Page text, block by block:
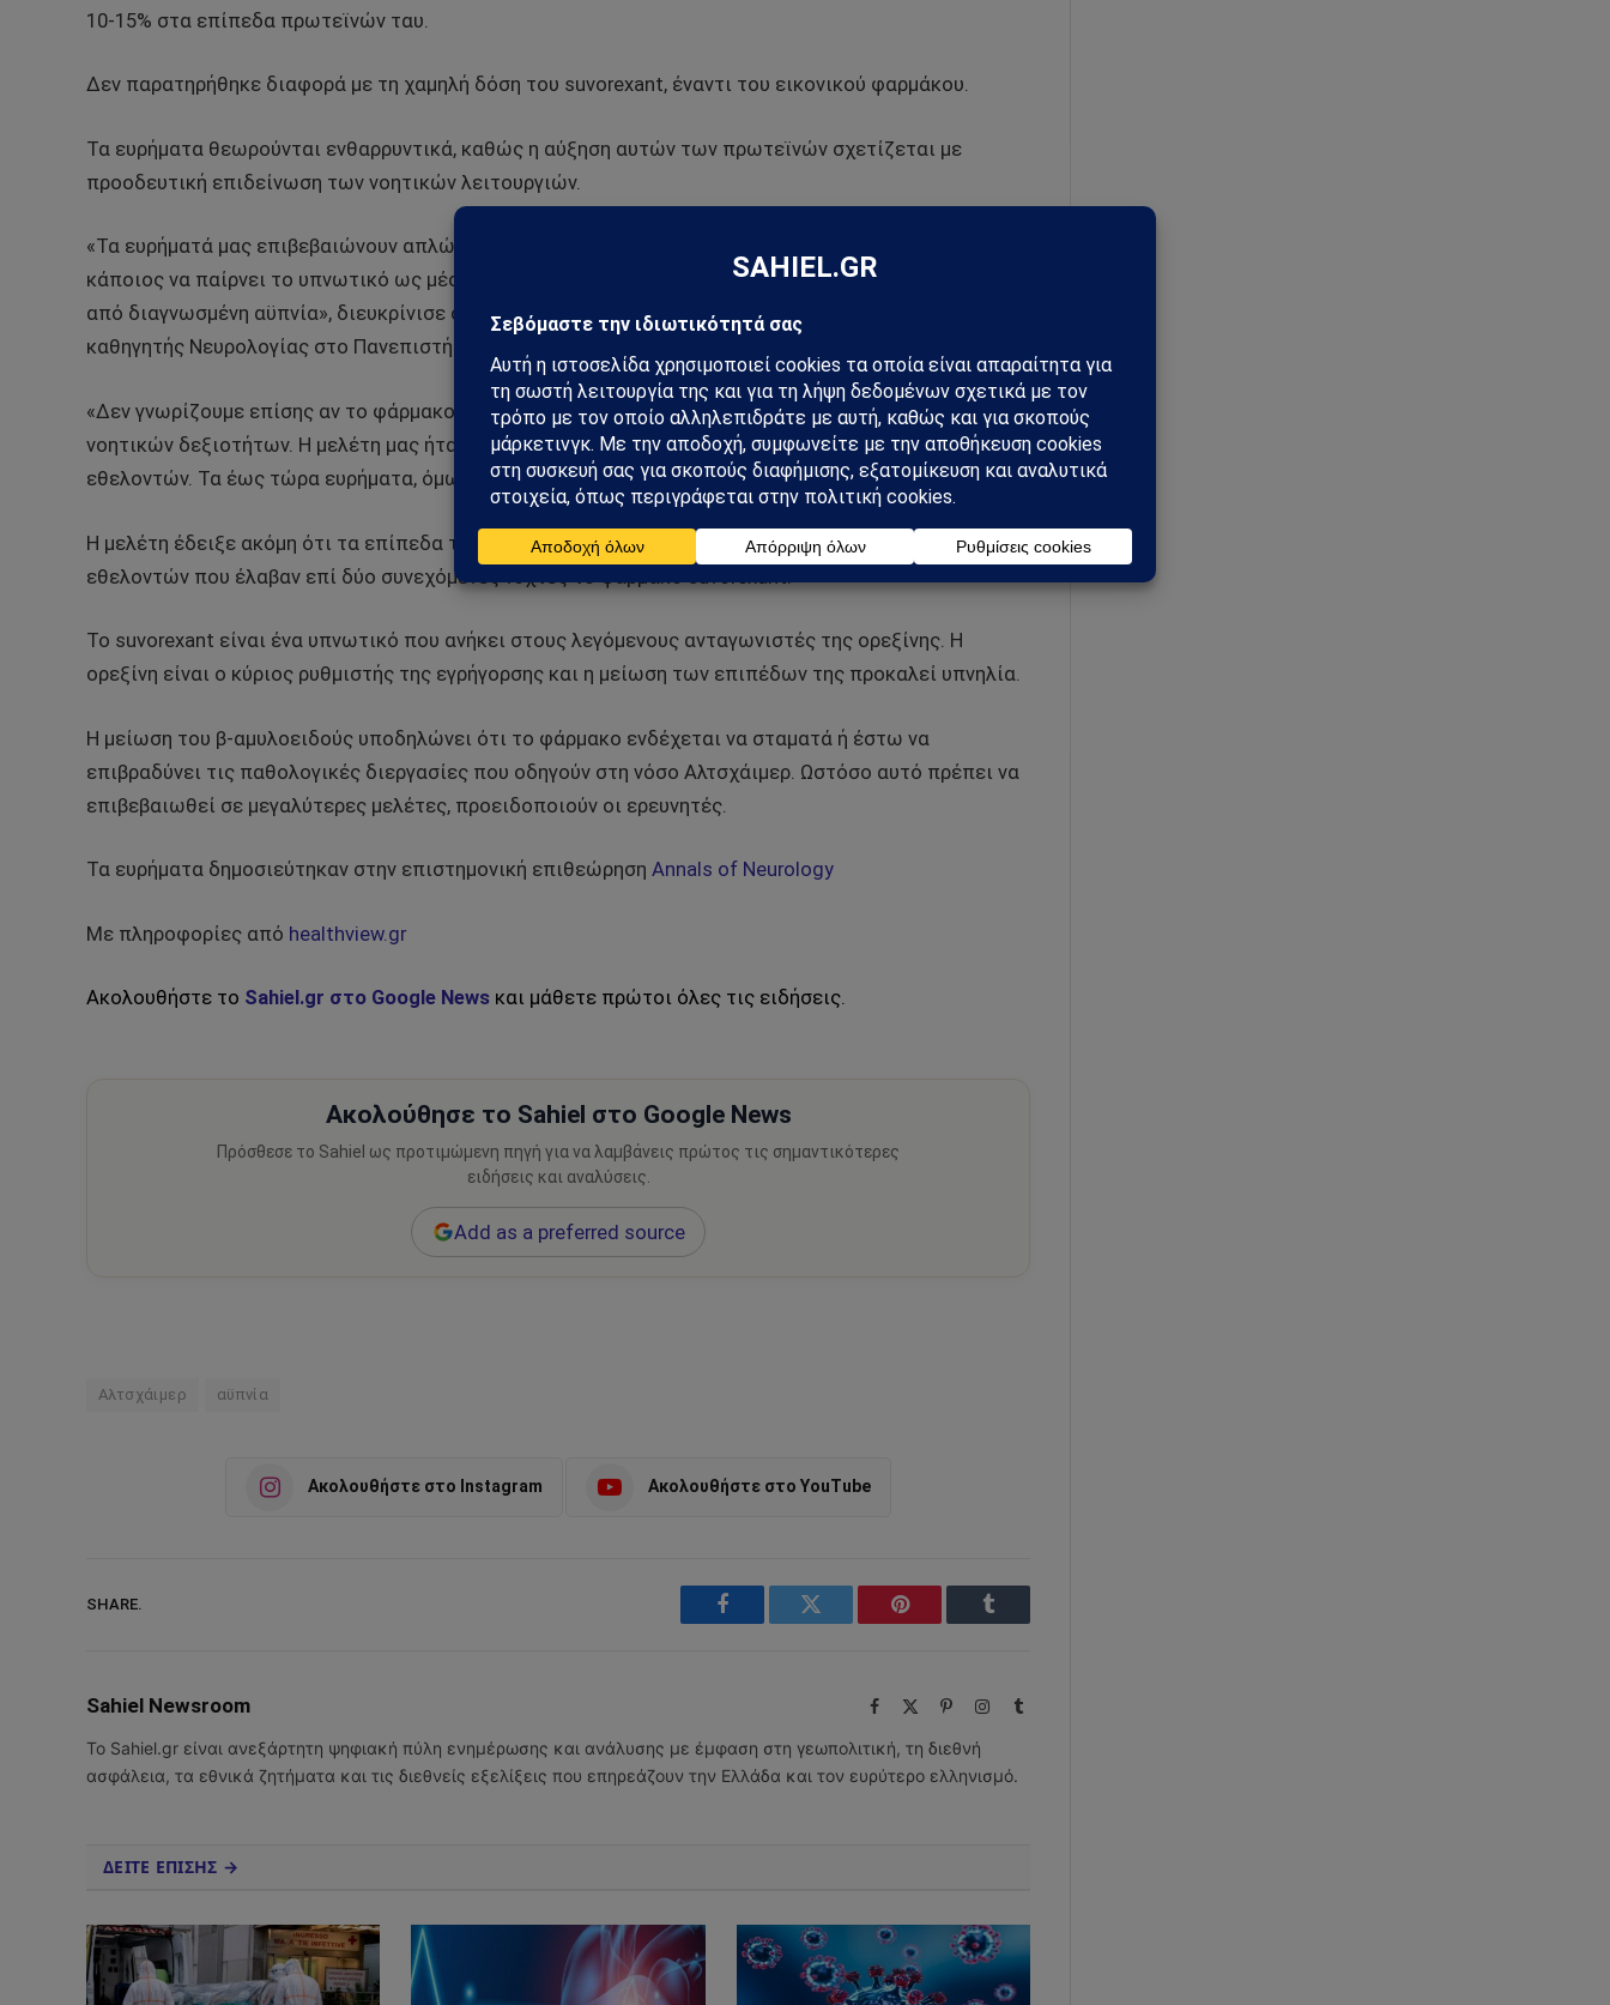
10-15% στα επίπεδα πρωτεϊνών ταυ.
Δεν παρατηρήθηκε διαφορά με τη χαμηλή δόση του suvorexant, έναντι του εικονικού φαρμάκου.
Τα ευρήματα θεωρούνται ενθαρρυντικά, καθώς η αύξηση αυτών των πρωτεϊνών σχετίζεται με
προοδευτική επιδείνωση των νοητικών λειτουργιών.
«Τα ευρήματά μας επιβεβαιώνουν απλώς μία υποψία που είχαμε. Θα ήταν πολύ πρόωρο να αρχίσει
κάποιος να παίρνει το υπνωτικό ως μέσο πρόληψης, καθώς ενδείκνυται μόνο για τους πάσχοντες
από διαγνωσμένη αϋπνία», διευκρίνισε ο επικεφαλής της μελέτης Δρ. Brendan Lucey, αναπληρωτής
καθηγητής Νευρολογίας στο Πανεπιστήμιο της Ουάσινγκτον.
«Δεν γνωρίζουμε επίσης αν το φάρμακο έχει μακροπρόθεσμη επίδραση στην προστασία των
νοητικών δεξιοτήτων. Η μελέτη μας ήταν μικρή και πρέπει να επαληθευτεί σε μεγαλύτερο αριθμό
εθελοντών. Τα έως τώρα ευρήματα, όμως, είναι ενθαρρυντικά» πρόσθεσε.
Η μελέτη έδειξε ακόμη ότι τα επίπεδα των επικίνδυνων πρωτεϊνών μειώθηκαν στον εγκέφαλο υγιών
εθελοντών που έλαβαν επί δύο συνεχόμενες νύχτες το φάρμακο suvorexant.
To suvorexant είναι ένα υπνωτικό που ανήκει στους λεγόμενους ανταγωνιστές της ορεξίνης. Η
ορεξίνη είναι ο κύριος ρυθμιστής της εγρήγορσης και η μείωση των επιπέδων της προκαλεί υπνηλία.
Η μείωση του β-αμυλοειδούς υποδηλώνει ότι το φάρμακο ενδέχεται να σταματά ή έστω να
επιβραδύνει τις παθολογικές διεργασίες που οδηγούν στη νόσο Αλτσχάιμερ. Ωστόσο αυτό πρέπει να
επιβεβαιωθεί σε μεγαλύτερες μελέτες, προειδοποιούν οι ερευνητές.
Τα ευρήματα δημοσιεύτηκαν στην επιστημονική επιθεώρηση Annals of Neurology
Με πληροφορίες από healthview.gr
Ακολουθήστε το Sahiel.gr στο Google News και μάθετε πρώτοι όλες τις ειδήσεις.
Ακολούθησε το Sahiel στο Google News
Πρόσθεσε το Sahiel ως προτιμώμενη πηγή για να λαμβάνεις πρώτος τις σημαντικότερες
ειδήσεις και αναλύσεις.
Add as a preferred source
Αλτσχάιμερ αϋπνία
Ακολουθήστε στο Instagram Ακολουθήστε στο YouTube
SHARE.
Facebook Twitter Pinterest Tumblr
Sahiel Newsroom Facebook PinterestInstagram
Tumblr
Το Sahiel.gr είναι ανεξάρτητη ψηφιακή πύλη ενημέρωσης και ανάλυσης με έμφαση στη γεωπολιτική, τη διεθνή
ασφάλεια, τα εθνικά ζητήματα και τις διεθνείς εξελίξεις που επηρεάζουν την Ελλάδα και τον ευρύτερο ελληνισμό.
ΔΕΙΤΕ ΕΠΙΣΗΣ →